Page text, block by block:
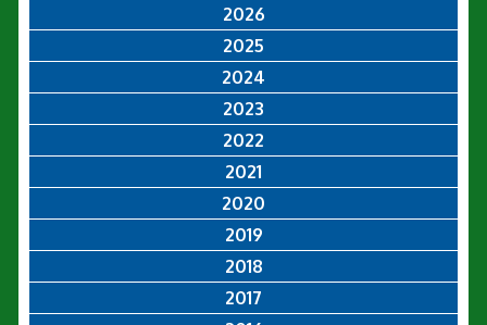
2026
2025
2024
2023
2022
2021
2020
2019
2018
2017